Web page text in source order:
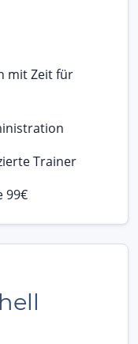
mit Zeit für
Trainer
99€